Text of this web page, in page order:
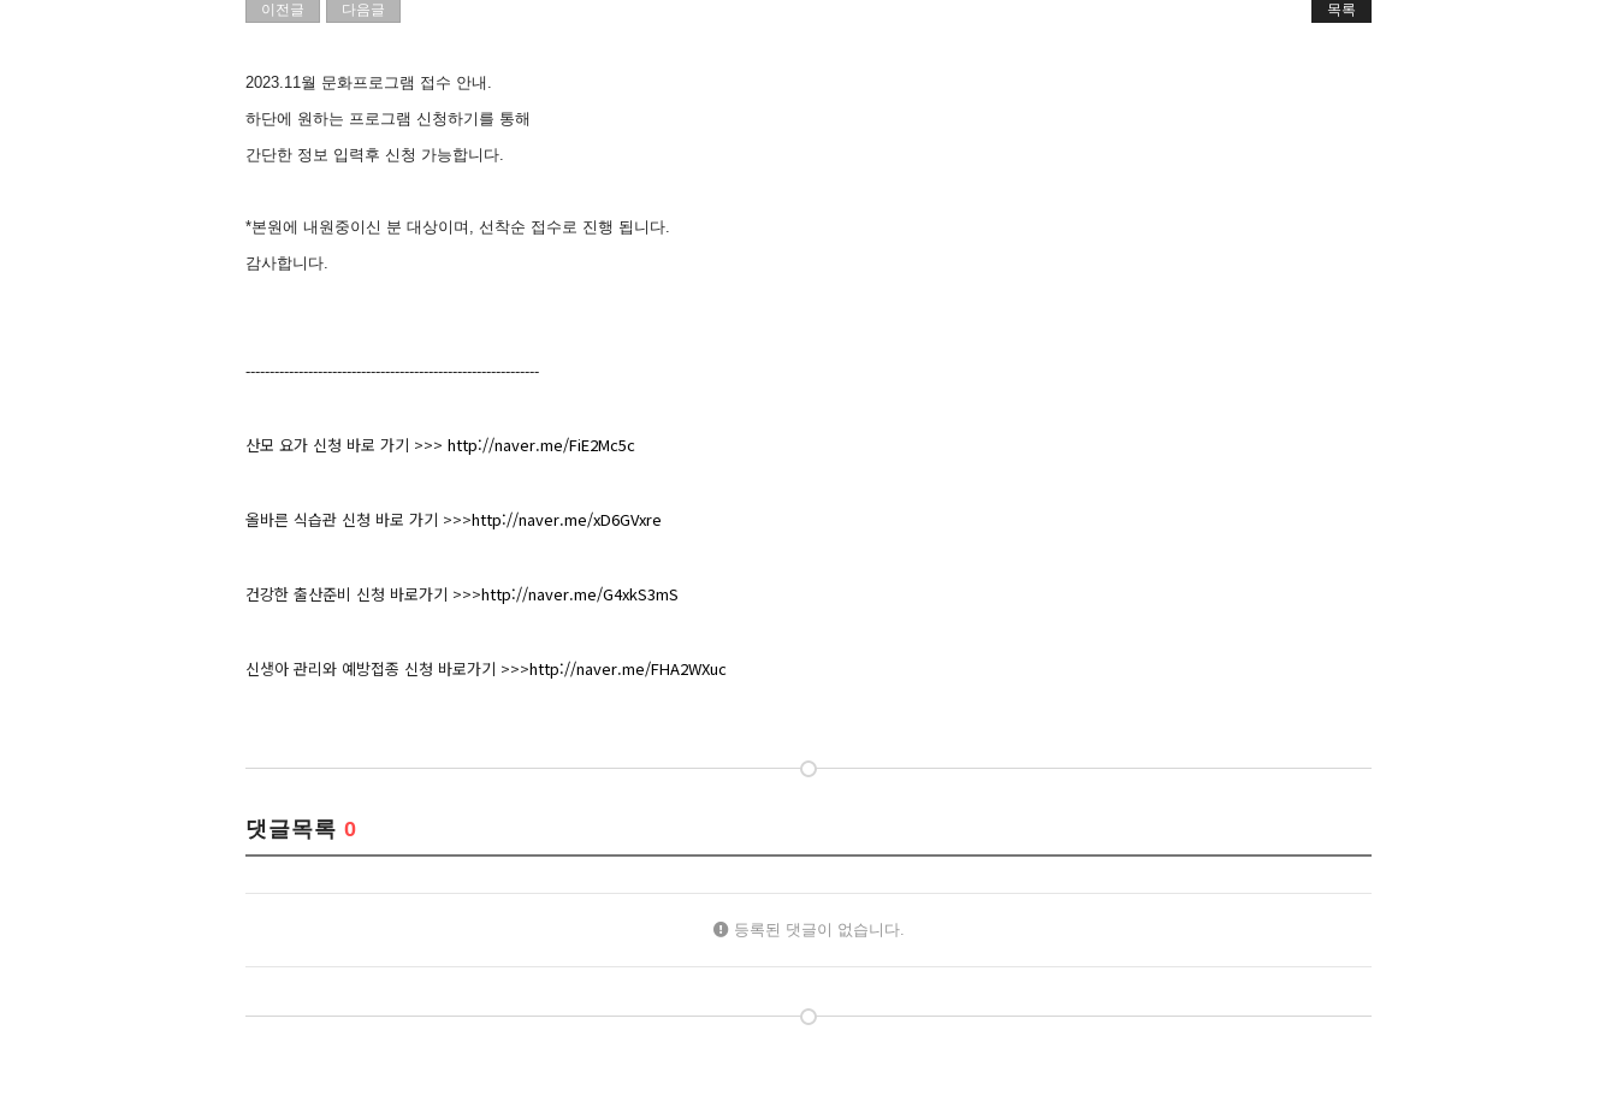
이전글 다음글 목록
2023.11월 문화프로그램 접수 안내.
하단에 원하는 프로그램 신청하기를 통해
간단한 정보 입력후 신청 가능합니다.
*본원에 내원중이신 분 대상이며, 선착순 접수로 진행 됩니다.
감사합니다.
-------------------------------------------------------------
산모 요가 신청 바로 가기 >>> http://naver.me/FiE2Mc5c
올바른 식습관 신청 바로 가기 >>>http://naver.me/xD6GVxre
건강한 출산준비 신청 바로가기 >>>http://naver.me/G4xkS3mS
신생아 관리와 예방접종 신청 바로가기 >>>http://naver.me/FHA2WXuc
댓글목록 0
등록된 댓글이 없습니다.